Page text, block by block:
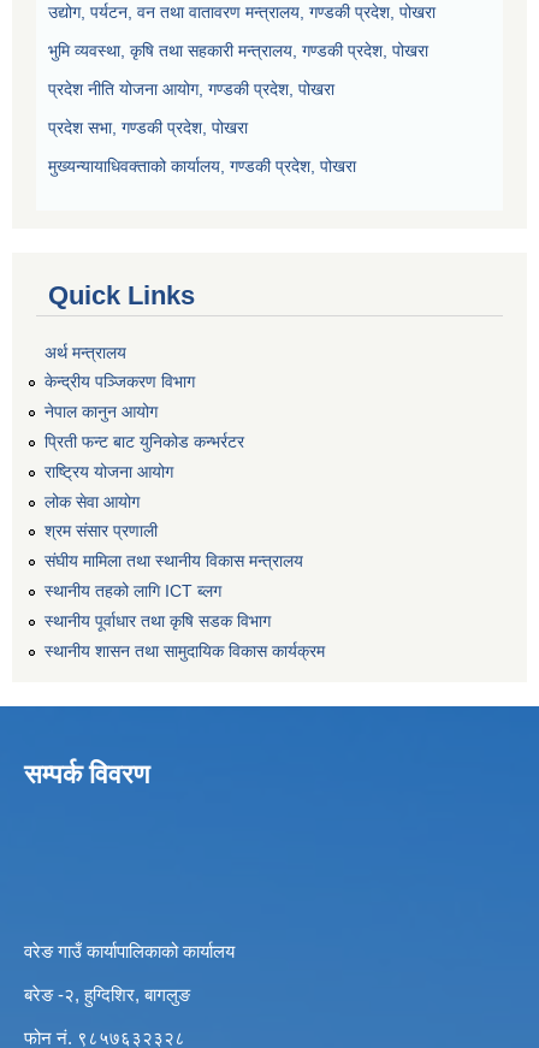
उद्योग, पर्यटन, वन तथा वातावरण मन्त्रालय, गण्डकी प्रदेश, पोखरा
भुमि व्यवस्था, कृषि तथा सहकारी मन्त्रालय, गण्डकी प्रदेश, पोखरा
प्रदेश नीति योजना आयोग, गण्डकी प्रदेश, पोखरा
प्रदेश सभा, गण्डकी प्रदेश, पोखरा
मुख्यन्यायाधिवक्ताको कार्यालय, गण्डकी प्रदेश, पोखरा
Quick Links
अर्थ मन्त्रालय
केन्द्रीय पञ्जिकरण विभाग
नेपाल कानुन आयोग
प्रिती फन्ट बाट युनिकोड कन्भर्रटर
राष्ट्रिय योजना आयोग
लोक सेवा आयोग
श्रम संसार प्रणाली
संघीय मामिला तथा स्थानीय विकास मन्त्रालय
स्थानीय तहको लागि ICT ब्लग
स्थानीय पूर्वाधार तथा कृषि सडक विभाग
स्थानीय शासन तथा सामुदायिक विकास कार्यक्रम
सम्पर्क विवरण
वरेङ गाउँ कार्यापालिकाको कार्यालय
बरेङ -२, हुग्दिशिर, बागलुङ
फोन नं. ९८५७६३२३२८